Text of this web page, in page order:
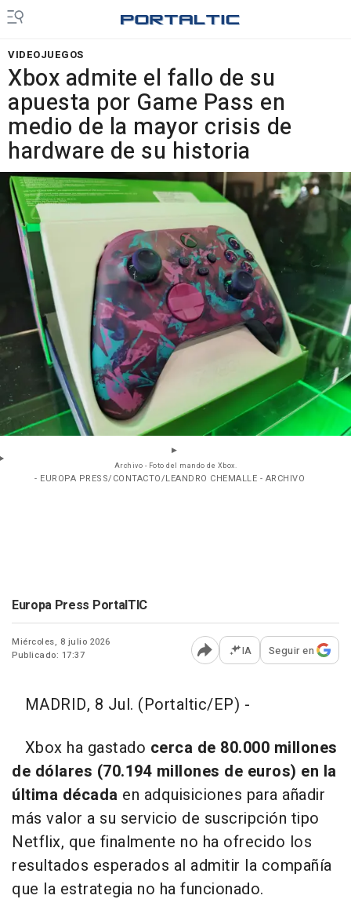
VIDEOJUEGOS
Xbox admite el fallo de su
apuesta por Game Pass en
medio de la mayor crisis de
hardware de su historia
Archivo - Foto del mando de Xbox.
- EUROPA PRESS/CONTACTO/LEANDRO CHEMALLE - ARCHIVO
Europa Press PortalTIC
Miércoles, 8 julio 2026
Publicado: 17:37
Abrir opciones para
IA Seguir en
MADRID, 8 Jul. (Portaltic/EP) -
Xbox ha gastado cerca de 80.000 millones
de dólares (70.194 millones de euros) en la
última década en adquisiciones para añadir
más valor a su servicio de suscripción tipo
Netflix, que finalmente no ha ofrecido los
resultados esperados al admitir la compañía
que la estrategia no ha funcionado.